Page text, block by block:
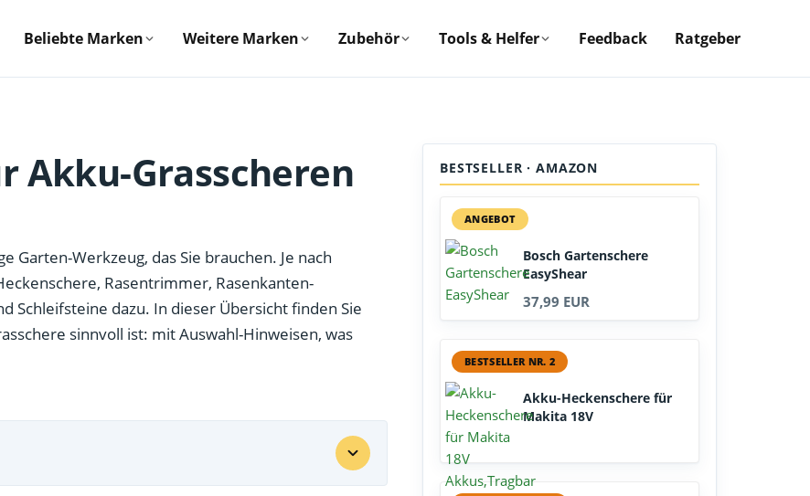
Beliebte Marken Weitere Marken Zubehör Tools & Helfer Feedback Ratgeber
Akku-Grasscheren
Garten-Werkzeug, das Sie brauchen. Je nach
Rasentrimmer, Rasenkanten-
Schleifsteine dazu. In dieser Übersicht finden Sie
sinnvoll ist: mit Auswahl-Hinweisen, was
BESTSELLER · AMAZON
ANGEBOT
Bosch Gartenschere
EasyShear
37,99 EUR
BESTSELLER NR. 2
Akku-Heckenschere für
Makita 18V